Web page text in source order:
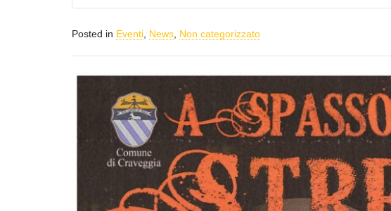
Posted in Eventi News Non categorizzato